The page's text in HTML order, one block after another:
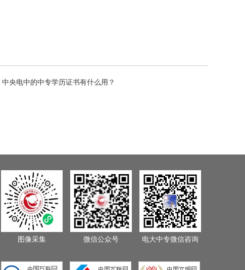
中央电中的中专学历证书有什么用？
电大中专微信咨询
微信公众号
图像采集